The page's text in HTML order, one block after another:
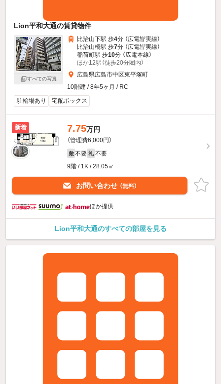
Lion平和大通の賃貸物件
すべての写真
比治山下駅 歩4分 （広電皆実線）
比治山橋駅 歩7分 （広電皆実線）
稲荷町駅 歩10分 （広電本線）
ほか12駅（徒歩20分圏内）
広島県広島市中区東平塚町
10階建 / 8年5ヶ月 / RC
駐輪場あり
宅配ボックス
新着 7.75万円
（管理費6,000円）
敷 不要 礼 不要
9階 / 1K / 28.05㎡
お問い合わせ （無料）
ほか提供
Lion平和大通のすべての部屋を見る